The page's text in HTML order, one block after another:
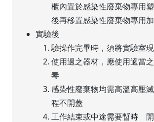
櫃內置於感染性廢棄物專用
後再移置感染性廢棄物專用
實驗後
驗操作完畢時，須將實驗室
使用過之器材，應使用適當
毒
感染性廢棄物均需高溫高壓
程不開蓋
工作結束或中途需要暫時離